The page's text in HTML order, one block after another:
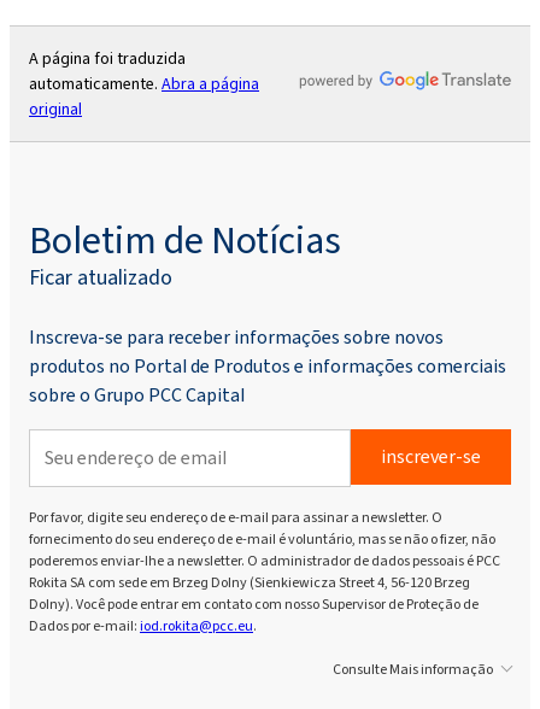
A página foi traduzida
automaticamente. Abra a página
original
Boletim de Notícias
Ficar atualizado
Inscreva-se para receber informações sobre novos
produtos no Portal de Produtos e informações comerciais
sobre o Grupo PCC Capital
inscrever-se
Por favor, digite seu endereço de e-mail para assinar a newsletter. O
fornecimento do seu endereço de e-mail é voluntário, mas se não o fizer, não
poderemos enviar-lhe a newsletter. O administrador de dados pessoais é PCC
Rokita SA com sede em Brzeg Dolny (Sienkiewicza Street 4, 56-120 Brzeg
Dolny). Você pode entrar em contato com nosso Supervisor de Proteção de
Dados por e-mail:iod.rokita@pcc.eu.
Consulte Mais informação